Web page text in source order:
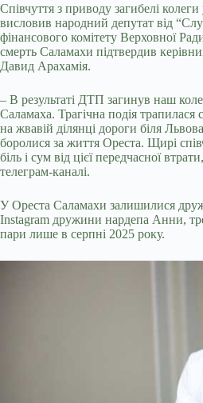
Співчуття з приводу загибелі
висловив народний депутат від
фінансового комітету Верховної
смерть Саламахи підтвердив
Давид Арахамія.
– В результаті ДТП загинув наш
Саламаха. Трагічна подія трапилася
на жвавій ділянці дороги біля
боролися за життя Ореста. Щирі
біль і сум від цієї передчасної
телеграм-каналі.
У Ореста Саламахи залишилися
Instagram дружини нардепа Анни,
пари лише в серпні 2025 року.